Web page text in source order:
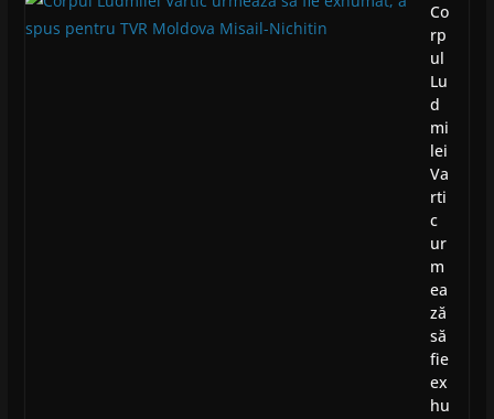
Co
rp
ul
Lu
d
mi
lei
Va
rti
c
ur
m
ea
ză
să
fie
ex
hu